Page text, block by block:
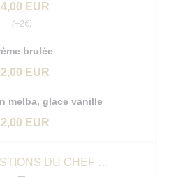
EUR
(+2€)
brulée
EUR
melba, glace vanille
EUR
DU CHEF …